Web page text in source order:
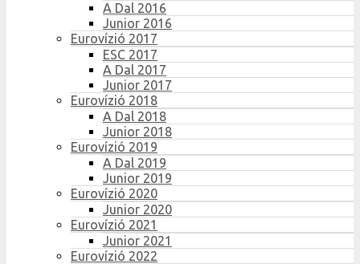
A Dal 2016
Junior 2016
Eurovízió 2017
ESC 2017
A Dal 2017
Junior 2017
Eurovízió 2018
A Dal 2018
Junior 2018
Eurovízió 2019
A Dal 2019
Junior 2019
Eurovízió 2020
Junior 2020
Eurovízió 2021
Junior 2021
Eurovízió 2022